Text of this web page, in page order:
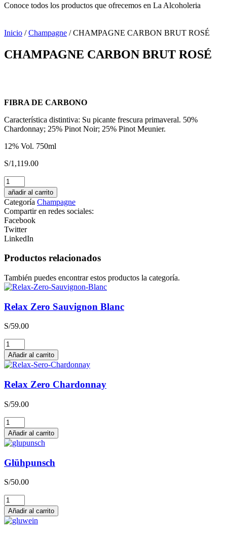
Conoce todos los productos que ofrecemos en La Alcoholeria
Inicio /Champagne / CHAMPAGNE CARBON BRUT ROSÉ
CHAMPAGNE CARBON BRUT ROSÉ
FIBRA DE CARBONO
Característica distintiva: Su picante frescura primaveral. 50%
Chardonnay; 25% Pinot Noir; 25% Pinot Meunier.
12% Vol. 750ml
S/1,119.00
Pisco
Tacama
Demonio
de
los
Andes
Quebranta
cantidad
añadir al carrito
Categoría Champagne
Compartir en redes sociales:
Facebook
Twitter
LinkedIn
Productos relacionados
También puedes encontrar estos productos la categoría.
Relax Zero Sauvignon Blanc
S/59.00
Relax
Zero
Sauvignon
Blanc
cantidad
Añadir al carrito
Relax Zero Chardonnay
S/59.00
Relax
Zero
Chardonnay
cantidad
Añadir al carrito
Glühpunsch
S/50.00
Glühpunsch
cantidad
Añadir al carrito